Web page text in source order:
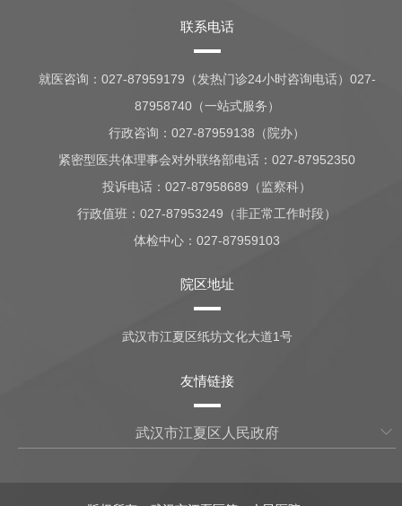
联系电话
就医咨询： 027-87959179（发热门诊24小时咨询电话）027-
87958740（一站式服务）
行政咨询：027-87959138（院办）
紧密型医共体理事会对外联络部电话：027-87952350
投诉电话：027-87958689（监察科）
行政值班：027-87953249（非正常工作时段）
体检中心：027-87959103
院区地址
武汉市江夏区纸坊文化大道1号
友情链接
武汉市江夏区人民政府